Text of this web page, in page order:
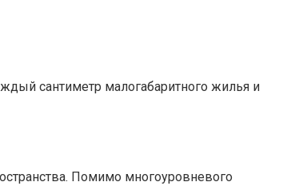
сантиметр малогабаритного жилья и
Помимо многоуровневого